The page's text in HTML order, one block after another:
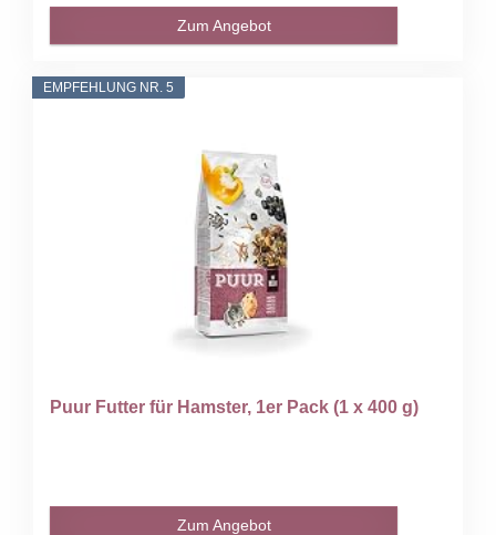
Zum Angebot
EMPFEHLUNG NR. 5
Puur Futter für Hamster, 1er Pack (1 x 400 g)
Zum Angebot